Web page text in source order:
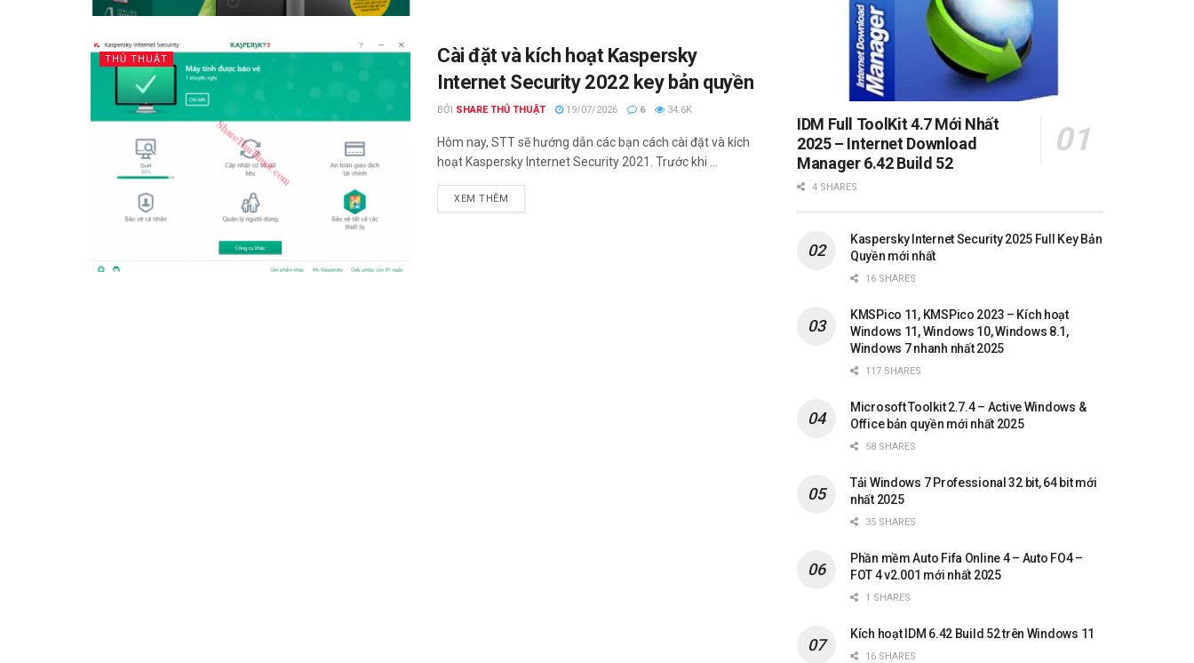
THỦ THUẬT
Cài đặt và kích hoạt Kaspersky
Internet Security 2022 key bản quyền
BỞI SHARE THỦ THUẬT 19/07/2026 6 34.6K
Hôm nay, STT sẽ hướng dẫn các bạn cách cài đặt và kích
hoạt Kaspersky Internet Security 2021. Trước khi ...
XEM THÊM
IDM Full ToolKit 4.7 Mới Nhất
2025 – Internet Download
Manager 6.42 Build 52
4 SHARES
Kaspersky Internet Security 2025 Full Key Bản
Quyền mới nhất
16 SHARES
KMSPico 11, KMSPico 2023 – Kích hoạt
Windows 11, Windows 10, Windows 8.1,
Windows 7 nhanh nhất 2025
117 SHARES
Microsoft Toolkit 2.7.4 – Active Windows &
Office bản quyền mới nhất 2025
58 SHARES
Tải Windows 7 Professional 32 bit, 64 bit mới
nhất 2025
35 SHARES
Phần mềm Auto Fifa Online 4 – Auto FO4 –
FOT 4 v2.001 mới nhất 2025
1 SHARES
Kích hoạt IDM 6.42 Build 52 trên Windows 11
16 SHARES